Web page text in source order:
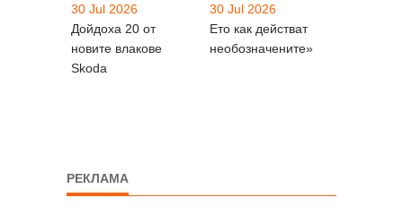
30 Jul 2026
Дойдоха 20 от
новите влакове
Skoda
30 Jul 2026
Ето как действат
необозначените»
РЕКЛАМА